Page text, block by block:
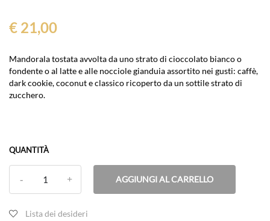
€ 21,00
Mandorala tostata avvolta da uno strato di cioccolato bianco o
fondente o al latte e alle nocciole gianduia assortito nei gusti: caffè,
dark cookie, coconut e classico ricoperto da un sottile strato di
zucchero.
QUANTITÀ
AGGIUNGI AL CARRELLO
Lista dei desideri